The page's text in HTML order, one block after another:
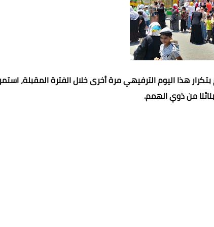
هذا اليوم الترفيهي مرة أخرى خلال الفترة المقبلة،
من ذوي الهمم.